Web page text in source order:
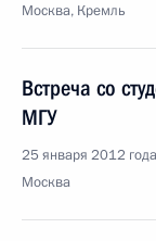
Москва, Кремль
Встреча со
МГУ
25 января 2012
Москва